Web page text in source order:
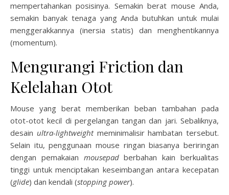
mempertahankan posisinya. Semakin berat mouse Anda,
semakin banyak tenaga yang Anda butuhkan untuk mulai
menggerakkannya (inersia statis) dan menghentikannya
(momentum).
Mengurangi Friction dan
Kelelahan Otot
Mouse yang berat memberikan beban tambahan pada
otot-otot kecil di pergelangan tangan dan jari. Sebaliknya,
desain ultra-lightweightmeminimalisir hambatan tersebut.
Selain itu, penggunaan mouse ringan biasanya beriringan
dengan pemakaian mousepadberbahan kain berkualitas
tinggi untuk menciptakan keseimbangan antara kecepatan
(glide) dan kendali (stopping power).